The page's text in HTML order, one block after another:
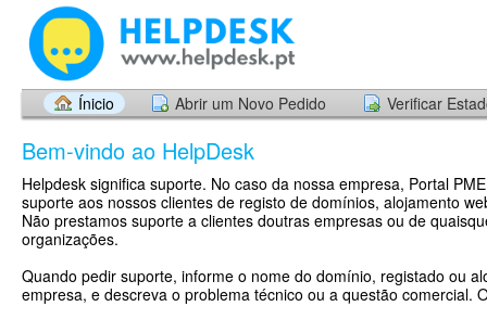
Ínicio Abrir um Novo Pedido Verificar
Bem-vindo ao HelpDesk
Helpdesk significa suporte. No caso da nossa empresa, Portal
suporte aos nossos clientes de registo de domínios, alojamento
Não prestamos suporte a clientes doutras empresas ou de
organizações.
Quando pedir suporte, informe o nome do domínio, registado ou
empresa, e descreva o problema técnico ou a questão comercial.